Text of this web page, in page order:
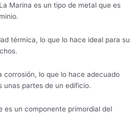
Marina es un tipo de metal que es
térmica, lo que lo hace ideal para su
corrosión, lo que lo hace adecuado
unas partes de un edificio.
es un componente primordial del